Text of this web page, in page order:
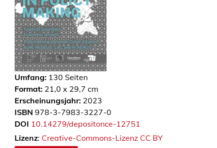
Umfang: 130 Seiten
Format: 21,0 x 29,7 cm
Erscheinungsjahr: 2023
ISBN 978-3-7983-3227-0
DOI 10.14279/depositonce-12751
Lizenz: Creative-Commons-Lizenz CC BY